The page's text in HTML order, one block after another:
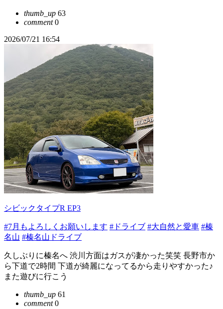
thumb_up 63
comment0
2026/07/21 16:54
シビックタイプR EP3
#7月もよろしくお願いします #ドライブ #大自然と愛車 #榛
名山 #榛名山ドライブ
久しぶりに榛名へ 渋川方面はガスが凄かった笑笑 長野市か
ら下道で2時間 下道が綺麗になってるから走りやすかった♪
また遊びに行こう
thumb_up 61
comment0